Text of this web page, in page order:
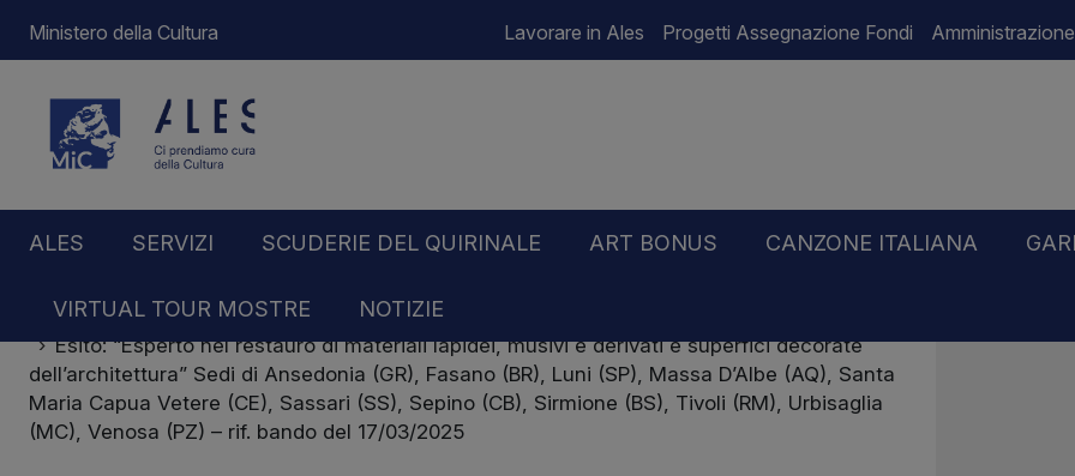
Ministero della Cultura Lavorare in Ales Progetti Assegnazione Fondi
ALES SERVIZI SCUDERIE DEL QUIRINALE ART BONUS CANZONE ITALIANA
VIRTUAL TOUR MOSTRE NOTIZIE
Home
Notizie
Esito: “Esperto nel restauro di materiali lapidei, musivi e derivati e superfici decorate
dell’architettura” Sedi di Ansedonia (GR), Fasano (BR), Luni (SP), Massa D’Albe (AQ), Santa
Maria Capua Vetere (CE), Sassari (SS), Sepino (CB), Sirmione (BS), Tivoli (RM), Urbisaglia
(MC), Venosa (PZ) – rif. bando del 17/03/2025